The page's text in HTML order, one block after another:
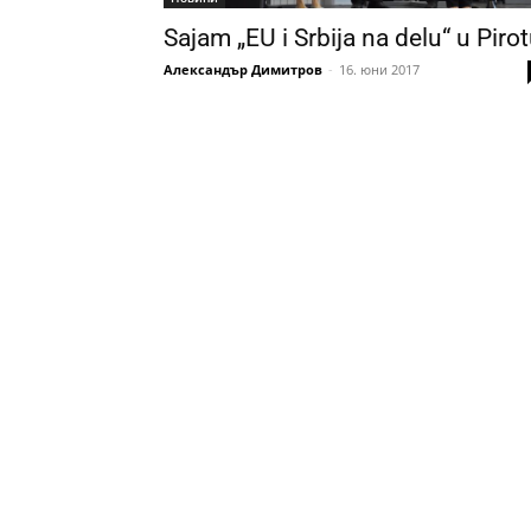
Sajam „EU i Srbija na delu“ u
Александър Димитров - 16. юни 2017